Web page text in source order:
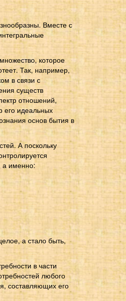
Вместе с
которое
Так, например,
в связи с
существ
отношений,
его идеальных
основ бытия в
А поскольку
а именно:
а стало быть,
в части
любого
составляющих его